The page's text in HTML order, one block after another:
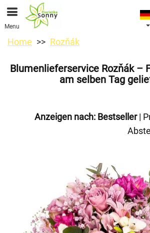
Menu
Home Rozňák
Blumenlieferservice Rozňák –
am selben Tag
Anzeigen nach: Bestseller|